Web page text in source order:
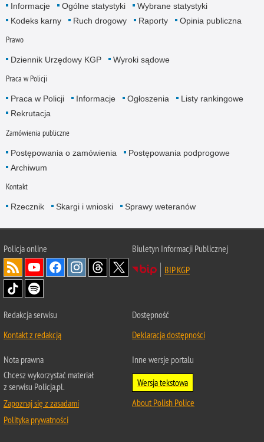
Informacje Ogólne statystyki
Wybrane statystyki
Kodeks karny
Ruch drogowy Raporty Opinia publiczna
Prawo
Dziennik Urzędowy KGP Wyroki sądowe
Praca w Policji
Praca w Policji Informacje Ogłoszenia
Listy rankingowe
Rekrutacja
Zamówienia publiczne
Postępowania o zamówienia
Postępowania podprogowe
Archiwum
Kontakt
Rzecznik Skargi i wnioski Sprawy weteranów
Policjaonline
Biuletyn Informacji Publicznej
BIP KGP
Redakcja serwisu
Kontakt z redakcją
Dostępność
Deklaracja dostępności
Nota prawna
Chcesz wykorzystać materiał
z serwisu Policja.pl.
Zapoznaj się z zasadami
Polityka prywatności
Inne wersje portalu
Wersja tekstowa
About Polish Police